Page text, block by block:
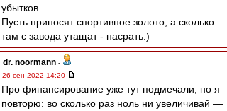
убытков.
Пусть приносят спортивное золото, а сколько
там с завода утащат - насрать.)
dr. noormann -
26 сен 2022 14:20
Про финансирование уже тут подмечали, но я
повторю: во сколько раз ноль ни увеличивай —